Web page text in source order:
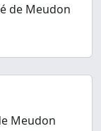
de Meudon
Meudon